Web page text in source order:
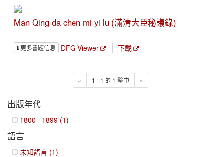
Man Qing da chen mi yi lu (滿清大臣秘議錄)
更多書題信息 DFG-Viewer 下載
« 1 - 1 的 1 擊中 »
出版年代
1800 - 1899 (1)
語言
未知語言 (1)